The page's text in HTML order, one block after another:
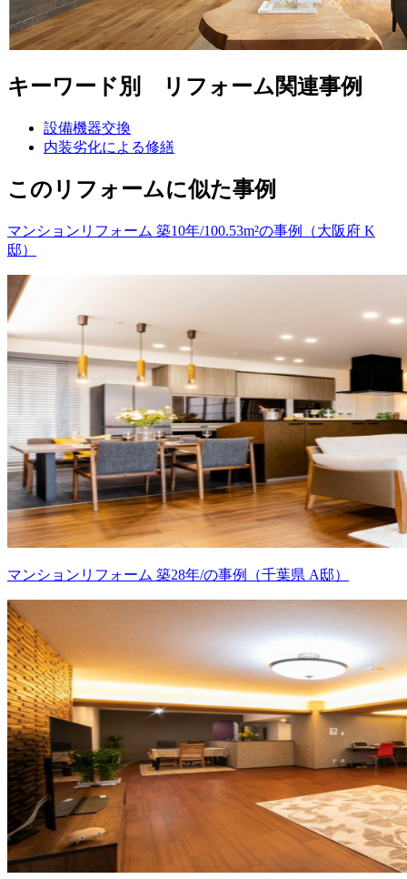
キーワード別 リフォーム関連事例
設備機器交換
内装劣化による修繕
このリフォームに似た事例
マンションリフォーム 築10年/100.53m²の事例（大阪府 K
邸）
マンションリフォーム 築28年/の事例（千葉県 A邸）